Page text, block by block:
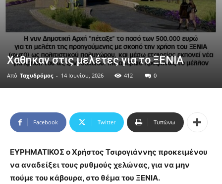
Χάθηκαν στις μελέτες για το ΞΕΝΙΑ
Από Ταχυδρόμος - 14 Ιουνίου, 2026 412 0
Facebook Twitter Τυπώνω
ΕΥΡΗΜΑΤΙΚΟΣ ο Χρήστος Τσιρογιάννης προκειμένου
να αναδείξει τους ρυθμούς χελώνας, για να μην
πούμε του κάβουρα, στο θέμα του ΞΕΝΙΑ.